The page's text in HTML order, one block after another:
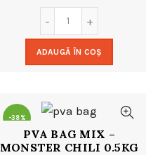
inițial
a
fost:
ADAUGĂ ÎN COȘ
-38%
PVA BAG MIX –
MONSTER CHILI 0.5KG